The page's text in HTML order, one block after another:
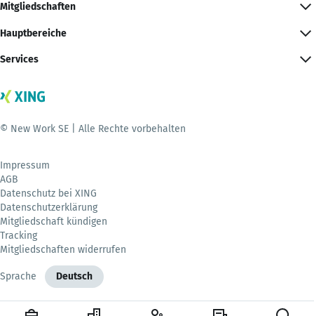
Mitgliedschaften
Hauptbereiche
Services
© New Work SE | Alle Rechte vorbehalten
Impressum
AGB
Datenschutz bei XING
Datenschutzerklärung
Mitgliedschaft kündigen
Tracking
Mitgliedschaften widerrufen
Sprache Deutsch